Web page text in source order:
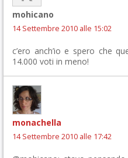
mohicano
14 Settembre 2010 alle 15:02
c’ero anch’io e spero che
14.000 voti in meno!
monachella
14 Settembre 2010 alle 17:42